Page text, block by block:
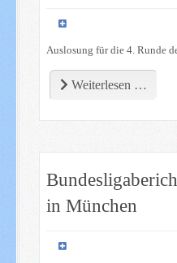
Auslosung für die 4. Runde
Weiterlesen …
in München